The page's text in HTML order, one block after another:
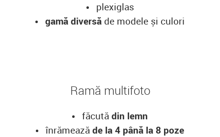
plexiglas
gamă diversă de modele și culori
Ramă multifoto
făcută din lemn
înrămează de la 4 până la 8 poze